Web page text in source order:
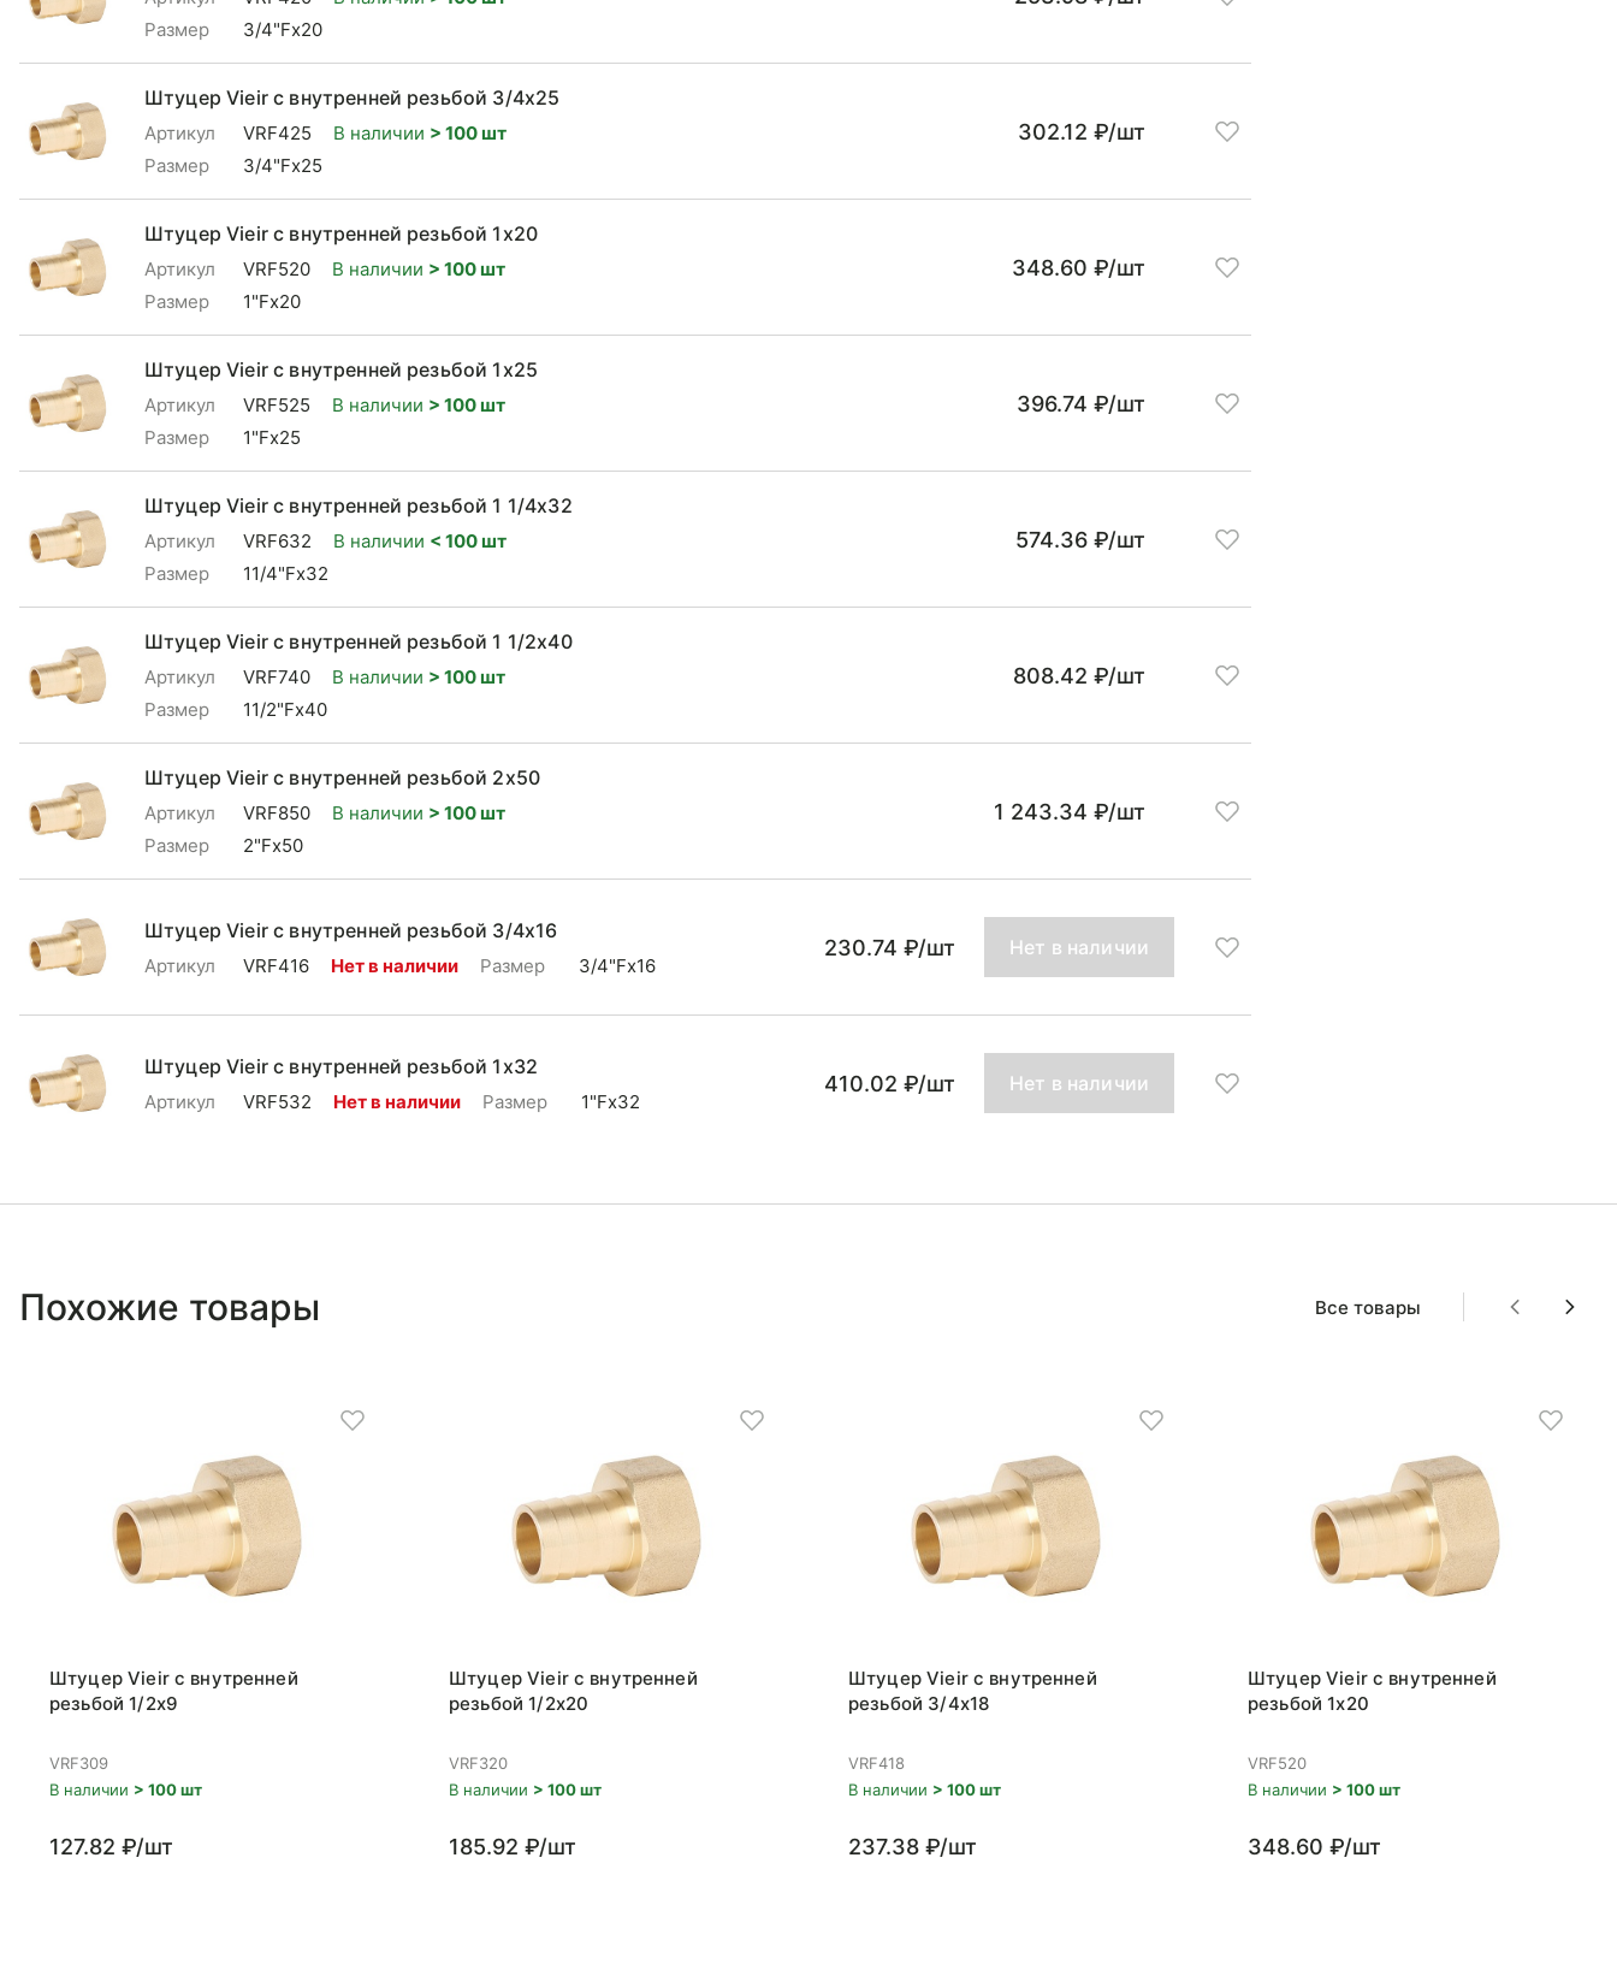
Размер
3/4"Fx20
Штуцер Vieir с внутренней резьбой 3/4x25
Артикул VRF425 В наличии > 100 шт
Размер
3/4"Fx25
302.12 ₽/шт
Штуцер Vieir с внутренней резьбой 1x20
Артикул VRF520 В наличии > 100 шт
Размер
1"Fx20
348.60 ₽/шт
Штуцер Vieir с внутренней резьбой 1x25
Артикул VRF525 В наличии > 100 шт
Размер
1"Fx25
396.74 ₽/шт
Штуцер Vieir с внутренней резьбой 1 1/4x32
Артикул VRF632 В наличии < 100 шт
Размер
11/4"Fx32
574.36 ₽/шт
Штуцер Vieir с внутренней резьбой 1 1/2x40
Артикул VRF740 В наличии > 100 шт
Размер
11/2"Fx40
808.42 ₽/шт
Штуцер Vieir с внутренней резьбой 2x50
Артикул VRF850 В наличии > 100 шт
Размер
2"Fx50
1 243.34 ₽/шт
Штуцер Vieir с внутренней резьбой 3/4x16
Артикул VRF416 Нет в наличии Размер 3/4"Fx16
230.74 ₽/шт Нет в наличии
Штуцер Vieir с внутренней резьбой 1x32
Артикул VRF532 Нет в наличии Размер 1"Fx32
410.02 ₽/шт Нет в наличии
Похожие товары Все товары
Штуцер Vieir с внутренней
резьбой 1/2x9
VRF309
В наличии > 100 шт
127.82 ₽/шт
Штуцер Vieir с внутренней
резьбой 1/2x20
VRF320
В наличии > 100 шт
185.92 ₽/шт
Штуцер Vieir с внутренней
резьбой 3/4x18
VRF418
В наличии > 100 шт
237.38 ₽/шт
Штуцер Vieir с внутренней
резьбой 1x20
VRF520
В наличии > 100 шт
348.60 ₽/шт